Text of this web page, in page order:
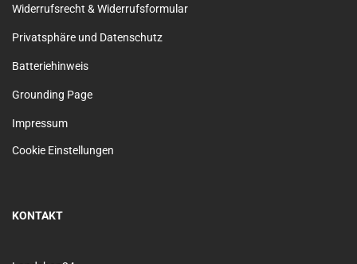
Widerrufsrecht & Widerrufsformular
Privatsphäre und Datenschutz
Batteriehinweis
Grounding Page
Impressum
Cookie Einstellungen
KONTAKT